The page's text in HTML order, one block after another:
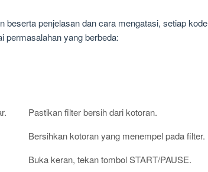
beserta penjelasan dan cara mengatasi, setiap kode
permasalahan yang berbeda:
Pastikan filter bersih dari kotoran.
Bersihkan kotoran yang menempel pada filter.
Buka keran, tekan tombol START/PAUSE.